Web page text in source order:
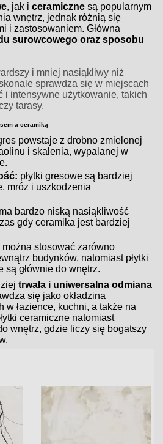
, jak iceramiczne są popularnym
wnętrz, jednak różnią się
i zastosowaniem. Główna
surowcowego oraz sposobu
i mniej nasiąkliwy niż
sprawdza się w miejscach
i intensywne użytkowanie, takich
tarasy.
a ceramiką
powstaje z drobno zmielonej
i skalenia, wypalanej w
płytki gresowe są bardziej
mróz i uszkodzenia
bardzo niską nasiąkliwość
gdy ceramika jest bardziej
można stosować zarówno
budynków, natomiast płytki
są głównie do wnętrz.
trwała i uniwersalna odmiana
się jako okładzina
w łazience, kuchni, a także na
ceramiczne natomiast
wnętrz, gdzie liczy się bogatszy